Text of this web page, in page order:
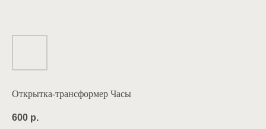
Открытка-трансформер Часы
600 р.